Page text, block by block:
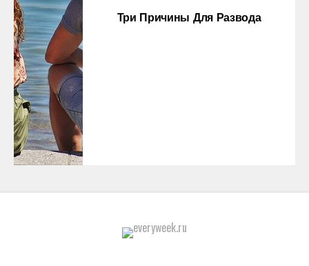
Три Причины Для Развода